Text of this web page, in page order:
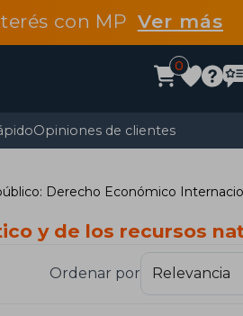
con MP Ver más
0
Opiniones de clientes
Derecho Económico
y de los recursos
Ordenar por